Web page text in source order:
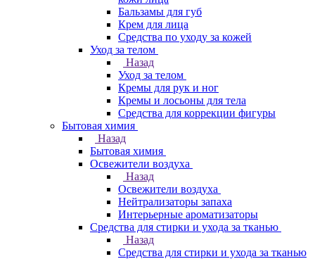
Бальзамы для губ
Крем для лица
Средства по уходу за кожей
Уход за телом
Назад
Уход за телом
Кремы для рук и ног
Кремы и лосьоны для тела
Средства для коррекции фигуры
Бытовая химия
Назад
Бытовая химия
Освежители воздуха
Назад
Освежители воздуха
Нейтрализаторы запаха
Интерьерные ароматизаторы
Средства для стирки и ухода за тканью
Назад
Средства для стирки и ухода за тканью